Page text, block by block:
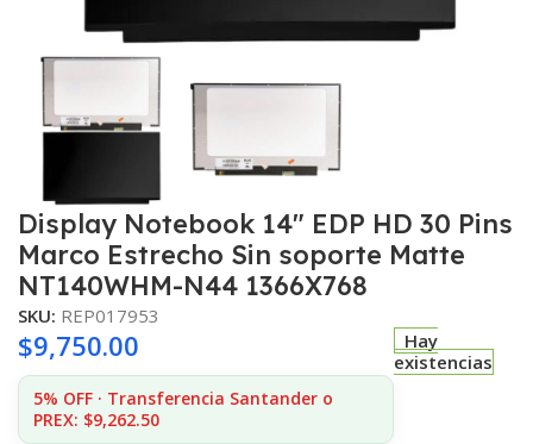
Display Notebook 14″ EDP HD 30 Pins
Marco Estrecho Sin soporte Matte
NT140WHM-N44 1366X768
SKU: REP017953
$9,750.00
5% OFF · Transferencia Santander o
PREX: $9,262.50
Hay
existencias